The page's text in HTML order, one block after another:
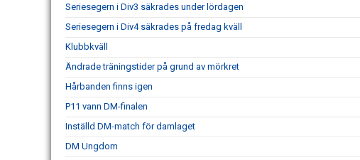
Seriesegern i Div3 säkrades under lördagen
Seriesegern i Div4 säkrades på fredag kväll
Klubbkväll
Ändrade träningstider på grund av mörkret
Hårbanden finns igen
P11 vann DM-finalen
Inställd DM-match för damlaget
DM Ungdom